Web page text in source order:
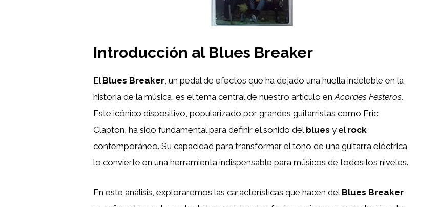
Introducción al Blues Breaker
El Blues Breaker, un pedal de efectos que ha dejado una huella indeleble en la
historia de la música, es el tema central de nuestro artículo enAcordes Festeros.
Este icónico dispositivo, popularizado por grandes guitarristas como Eric
Clapton, ha sido fundamental para definir el sonido del blues y el rock
contemporáneo. Su capacidad para transformar el tono de una guitarra eléctrica
lo convierte en una herramienta indispensable para músicos de todos los niveles.
En este análisis, exploraremos las características que hacen del Blues Breaker